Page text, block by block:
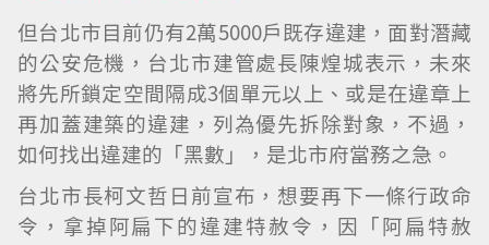
但台北市目前仍有2萬5000戶既存違建，面對潛藏
的公安危機，台北市建管處長陳煌城表示，未來
將先所鎖定空間隔成3個單元以上、或是在違章上
再加蓋建築的違建，列為優先拆除對象，不過，
如何找出違建的「黑數」，是北市府當務之急。
台北市長柯文哲日前宣布，想要再下一條行政命
令，拿掉阿扁下的違建特赦令，因「阿扁特赦